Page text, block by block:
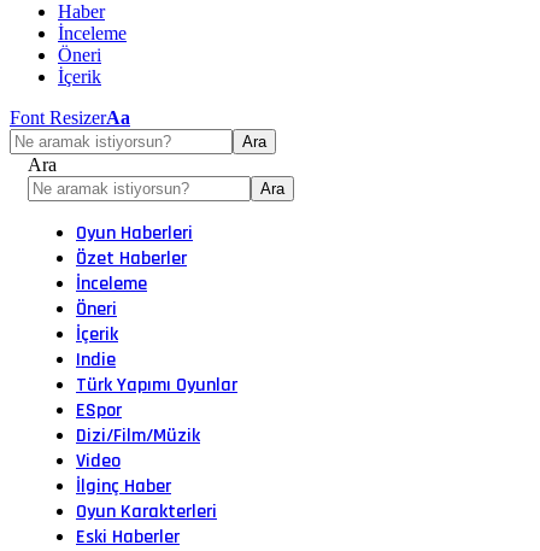
Haber
İnceleme
Öneri
İçerik
Font ResizerAa
Ara
Oyun Haberleri
Özet Haberler
İnceleme
Öneri
İçerik
Indie
Türk Yapımı Oyunlar
ESpor
Dizi/Film/Müzik
Video
İlginç Haber
Oyun Karakterleri
Eski Haberler